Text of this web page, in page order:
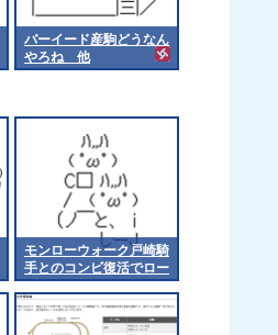
バーイード産駒どうなん
やろね 他
モンローウォーク戸崎騎
手とのコンビ復活でロー
ズSへ 他